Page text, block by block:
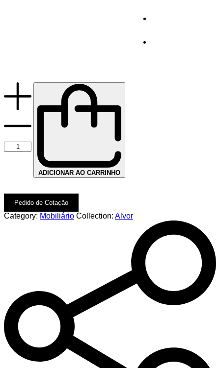
ADICIONAR AO CARRINHO
Pedido de Cotação
Category: Mobiliário Collection: Alvor